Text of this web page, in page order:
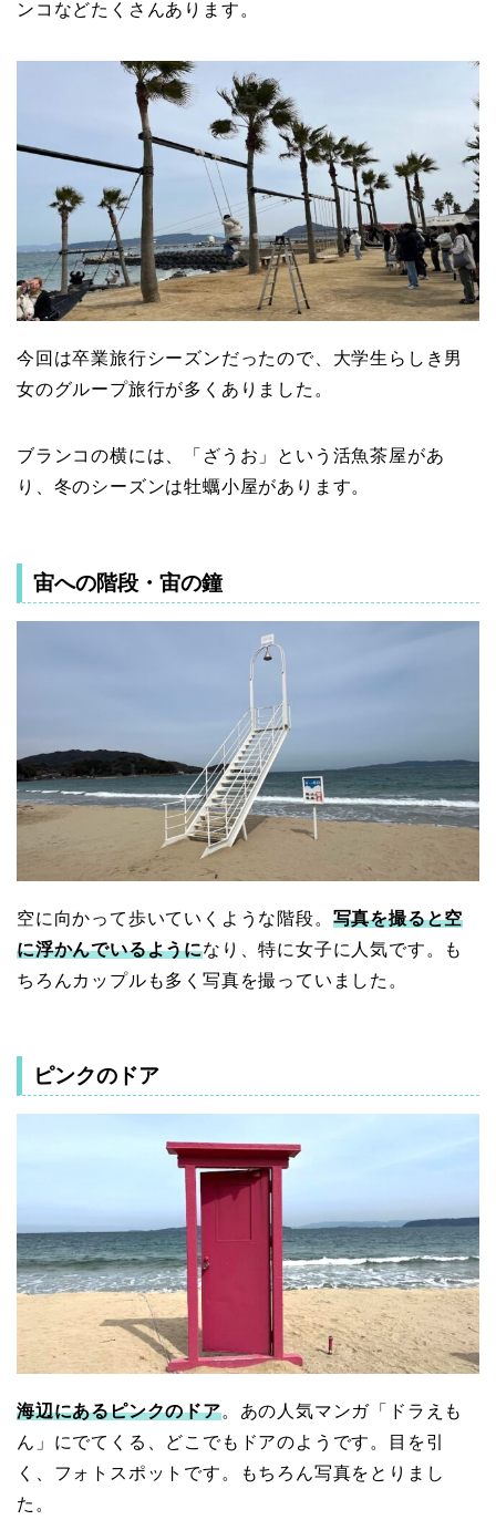
ンコなどたくさんあります。
今回は卒業旅行シーズンだったので、大学生らしき男
女のグループ旅行が多くありました。
ブランコの横には、「ざうお」という活魚茶屋があ
り、冬のシーズンは牡蠣小屋があります。
宙への階段・宙の鐘
空に向かって歩いていくような階段。 写真を撮ると空
に浮かんでいるようになり、特に女子に人気です。も
ちろんカップルも多く写真を撮っていました。
ピンクのドア
海辺にあるピンクのドア。あの人気マンガ「ドラえも
ん」にでてくる、どこでもドアのようです。目を引
く、フォトスポットです。もちろん写真をとりまし
た。